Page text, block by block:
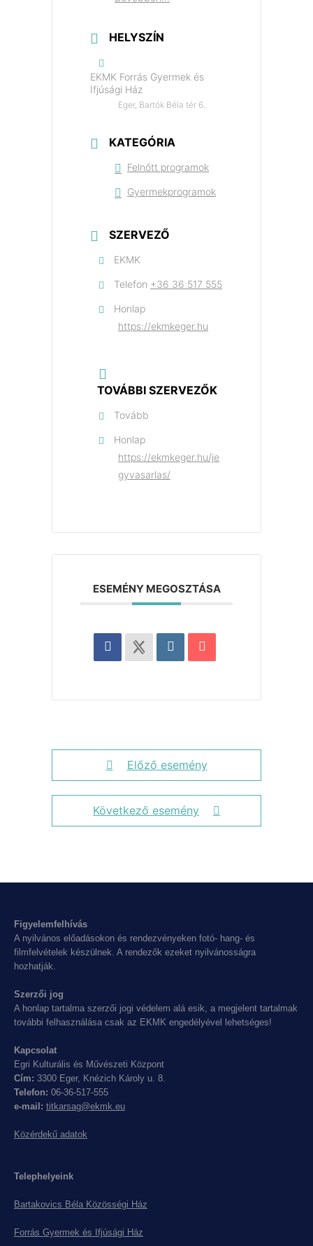
HELYSZÍN
EKMK Forrás Gyermek és
Ifjúsági Ház
Eger, Bartók Béla tér 6.
KATEGÓRIA
Felnőtt programok
Gyermekprogramok
SZERVEZŐ
EKMK
Telefon +36 36 517 555
Honlap
https://ekmkeger.hu
TOVÁBBI SZERVEZŐK
Tovább
Honlap
https://ekmkeger.hu/je
gyvasarlas/
ESEMÉNY MEGOSZTÁSA
Előző esemény
Következő esemény
Figyelemfelhívás
A nyilvános előadásokon és rendezvényeken fotó- hang- és
filmfelvételek készülnek. A rendezők ezeket nyilvánosságra
hozhatják.
Szerzői jog
A honlap tartalma szerzői jogi védelem alá esik, a megjelent tartalmak
további felhasználása csak az EKMK engedélyével lehetséges!
Kapcsolat
Egri Kulturális és Művészeti Központ
Cím: 3300 Eger, Knézich Károly u. 8.
Telefon: 06-36-517-555
e-mail: titkarsag@ekmk.eu
Közérdekű adatok
Telephelyeink
Bartakovics Béla Közösségi Ház
Forrás Gyermek és Ifjúsági Ház